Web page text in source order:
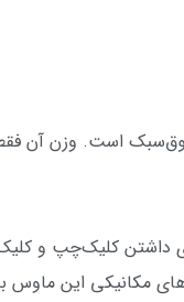
فقط 1 میلی‌متر ضخامت دارد، بله فقط یک
مکانیکی این ماوس